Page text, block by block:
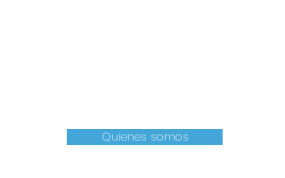
Quienes somos